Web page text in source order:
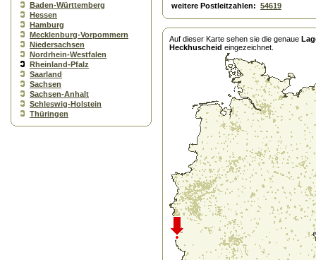
Baden-Württemberg
Hessen
Hamburg
Mecklenburg-Vorpommern
Niedersachsen
Nordrhein-Westfalen
Rheinland-Pfalz
Saarland
Sachsen
Sachsen-Anhalt
Schleswig-Holstein
Thüringen
weitere Postleitzahlen: 54619
Auf dieser Karte sehen sie die genaue
Heckhuscheid eingezeichnet.